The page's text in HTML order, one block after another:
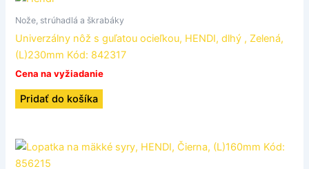
Nože, strúhadlá a škrabáky
Univerzálny nôž s guľatou ocieľkou, HENDI, dlhý , Zelená,
(L)230mm Kód: 842317
Cena na vyžiadanie
Pridať do košíka